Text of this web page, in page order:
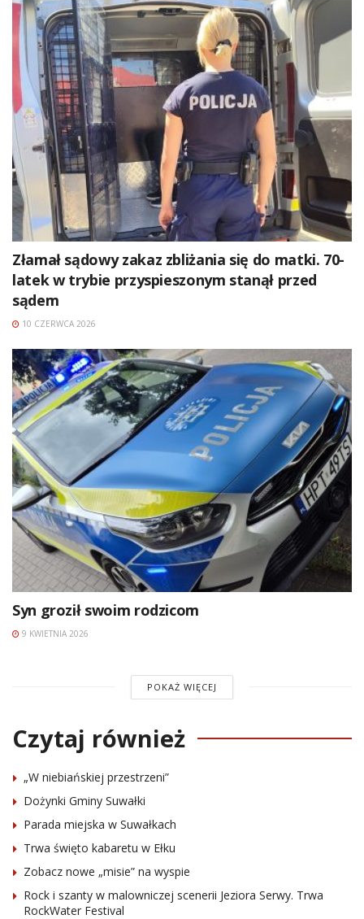
Złamał sądowy zakaz zbliżania się do matki. 70-
latek w trybie przyspieszonym stanął przed
sądem
10 CZERWCA 2026
Syn groził swoim rodzicom
9 KWIETNIA 2026
POKAŻ WIĘCEJ
Czytaj również
„W niebiańskiej przestrzeni”
Dożynki Gminy Suwałki
Parada miejska w Suwałkach
Trwa święto kabaretu w Ełku
Zobacz nowe „misie” na wyspie
Rock i szanty w malowniczej scenerii Jeziora Serwy. Trwa
RockWater Festival